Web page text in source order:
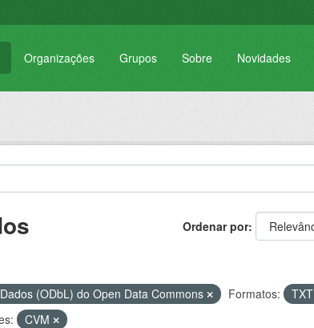
Organizações Grupos Sobre Novidades
Ordenar por
(ODbL) do Open Data Commons Formatos: TXT
CVM